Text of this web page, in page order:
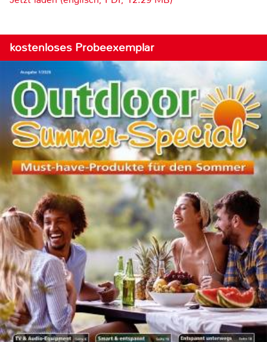
kostenloses Probeexemplar